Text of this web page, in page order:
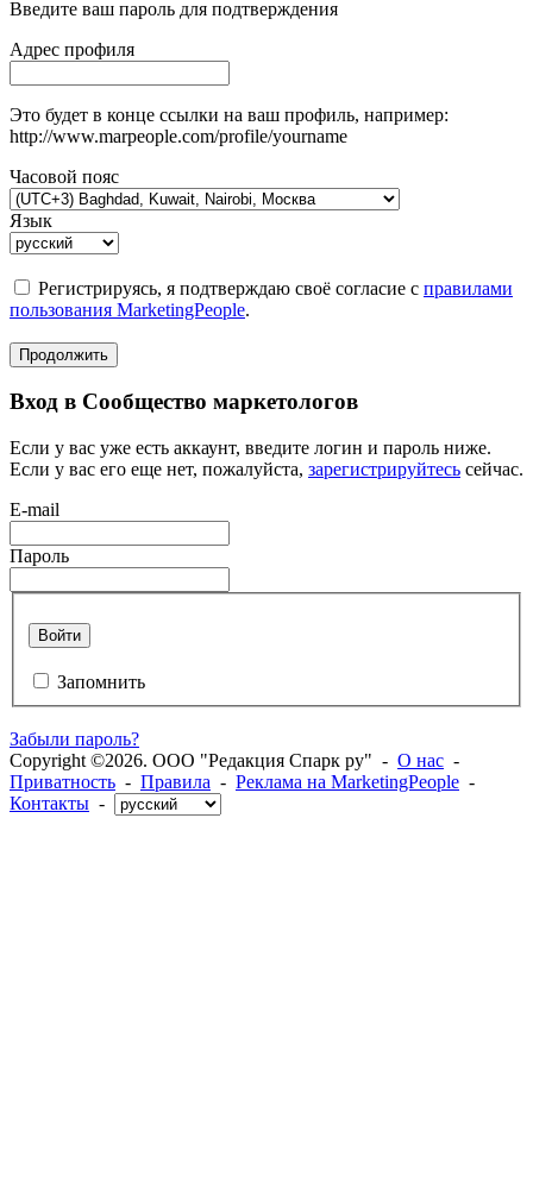
Введите ваш пароль для подтверждения
Адрес профиля
Это будет в конце ссылки на ваш профиль, например:
http://www.marpeople.com/profile/yourname
Часовой пояс
Язык
Регистрируясь, я подтверждаю своё согласие с правилами
пользования MarketingPeople.
Продолжить
Вход в Сообщество маркетологов
Если у вас уже есть аккаунт, введите логин и пароль ниже.
Если у вас его еще нет, пожалуйста, зарегистрируйтесь сейчас.
E-mail
Пароль
Войти
Запомнить
Забыли пароль?
Copyright ©2026. ООО "Редакция Спарк ру" - О нас -
Приватность - Правила - Реклама на MarketingPeople -
Контакты -